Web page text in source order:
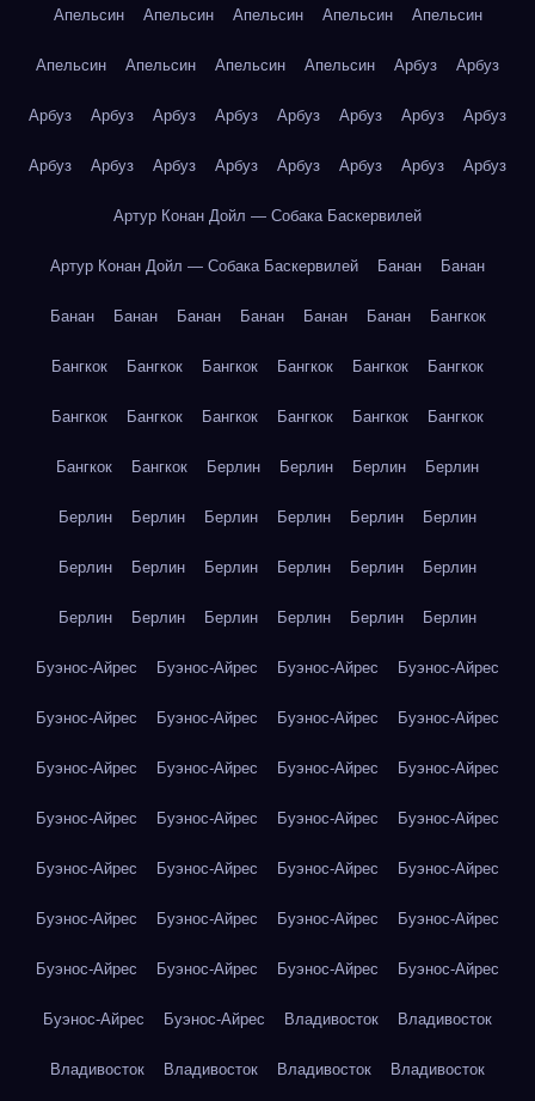
Апельсин Апельсин Апельсин Апельсин Апельсин
Апельсин Апельсин Апельсин Апельсин Арбуз Арбуз
Арбуз Арбуз Арбуз Арбуз Арбуз Арбуз Арбуз Арбуз
Арбуз Арбуз Арбуз Арбуз Арбуз Арбуз Арбуз Арбуз
Артур Конан Дойл — Собака Баскервилей
Артур Конан Дойл — Собака Баскервилей Банан Банан
Банан Банан Банан Банан Банан Банан Бангкок
Бангкок Бангкок Бангкок Бангкок Бангкок Бангкок
Бангкок Бангкок Бангкок Бангкок Бангкок Бангкок
Бангкок Бангкок Берлин Берлин Берлин Берлин
Берлин Берлин Берлин Берлин Берлин Берлин
Берлин Берлин Берлин Берлин Берлин Берлин
Берлин Берлин Берлин Берлин Берлин Берлин
Буэнос-Айрес Буэнос-Айрес Буэнос-Айрес Буэнос-Айрес
Буэнос-Айрес Буэнос-Айрес Буэнос-Айрес Буэнос-Айрес
Буэнос-Айрес Буэнос-Айрес Буэнос-Айрес Буэнос-Айрес
Буэнос-Айрес Буэнос-Айрес Буэнос-Айрес Буэнос-Айрес
Буэнос-Айрес Буэнос-Айрес Буэнос-Айрес Буэнос-Айрес
Буэнос-Айрес Буэнос-Айрес Буэнос-Айрес Буэнос-Айрес
Буэнос-Айрес Буэнос-Айрес Буэнос-Айрес Буэнос-Айрес
Буэнос-Айрес Буэнос-Айрес Владивосток Владивосток
Владивосток Владивосток Владивосток Владивосток